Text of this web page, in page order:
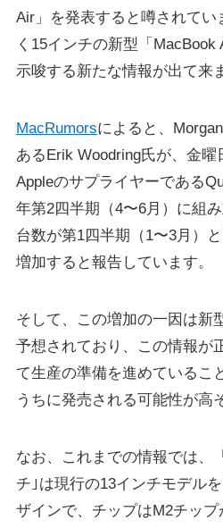
Air」を発表すると噂されてい
く15インチの新型「
示唆する新たな情報が出て来
MacRumorsによると、
あるErik Woodring氏が、金曜
Appleのサプライヤーである
年第2四半期（4〜6月）に組
台数が第1四半期（1〜3月）
増加すると報告しています。
そして、この増加の一因は新
予想されており、この情報が
て生産の準備を進めているこ
うちに発売される可能性が高
なお、これまでの情報では、
チ｣は現行の13インチモデル
ザインで、チップはM2チッ